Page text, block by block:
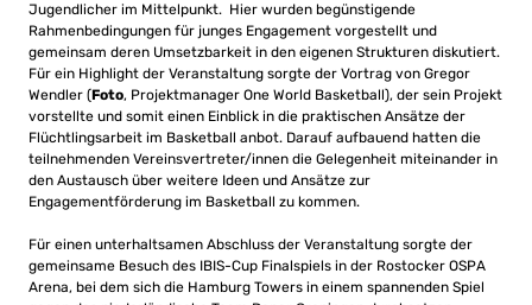
Jugendlicher im Mittelpunkt. Hier wurden begünstigende
Rahmenbedingungen für junges Engagement vorgestellt und
gemeinsam deren Umsetzbarkeit in den eigenen Strukturen diskutiert.
Für ein Highlight der Veranstaltung sorgte der Vortrag von Gregor
Wendler (Foto, Projektmanager One World Basketball), der sein Projekt
vorstellte und somit einen Einblick in die praktischen Ansätze der
Flüchtlingsarbeit im Basketball anbot. Darauf aufbauend hatten die
teilnehmenden Vereinsvertreter/innen die Gelegenheit miteinander in
den Austausch über weitere Ideen und Ansätze zur
Engagementförderung im Basketball zu kommen.
Für einen unterhaltsamen Abschluss der Veranstaltung sorgte der
gemeinsame Besuch des IBIS-Cup Finalspiels in der Rostocker OSPA
Arena, bei dem sich die Hamburg Towers in einem spannenden Spiel